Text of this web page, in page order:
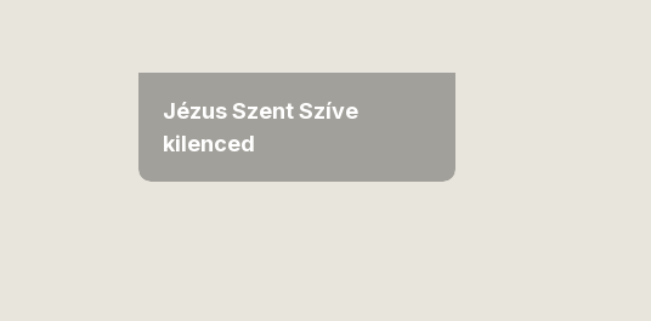
Jézus Szent Szíve
kilenced